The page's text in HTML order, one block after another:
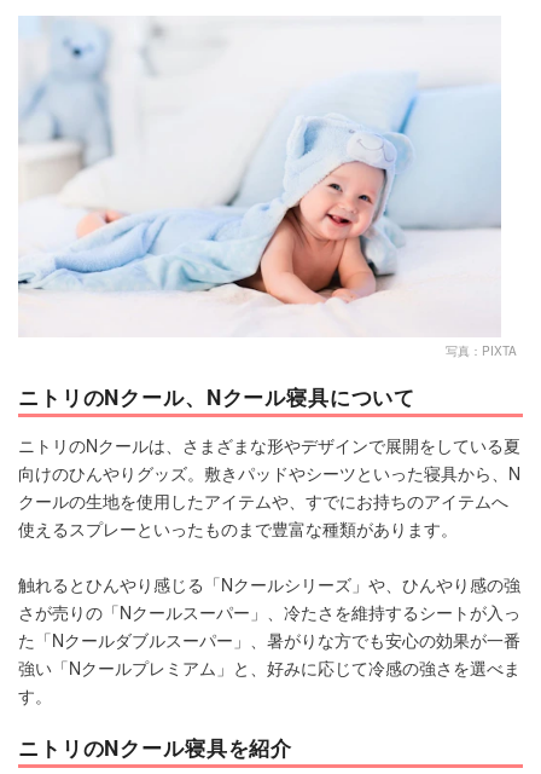
トレンド・イベント
写真：PIXTA
ニトリのNクール、Nクール寝具について
ニトリのNクールは、さまざまな形やデザインで展開をしている夏
向けのひんやりグッズ。敷きパッドやシーツといった寝具から、N
クールの生地を使用したアイテムや、すでにお持ちのアイテムへ
使えるスプレーといったものまで豊富な種類があります。
触れるとひんやり感じる「Nクールシリーズ」や、ひんやり感の強
さが売りの「Nクールスーパー」、冷たさを維持するシートが入っ
た「Nクールダブルスーパー」、暑がりな方でも安心の効果が一番
強い「Nクールプレミアム」と、好みに応じて冷感の強さを選べま
す。
ニトリのNクール寝具を紹介